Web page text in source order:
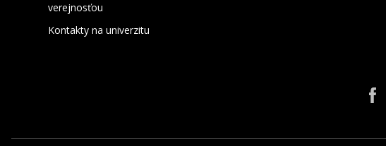
verejnosťou
Kontakty na univerzitu